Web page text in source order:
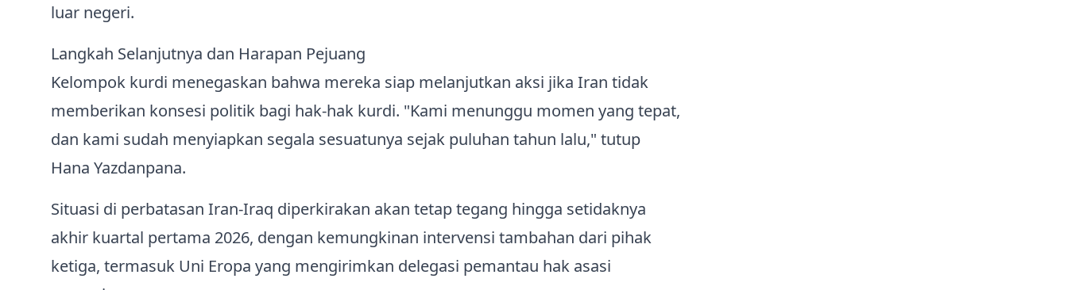
luar negeri.
Langkah Selanjutnya dan Harapan Pejuang
Kelompok kurdi menegaskan bahwa mereka siap melanjutkan aksi jika Iran tidak
memberikan konsesi politik bagi hak-hak kurdi. "Kami menunggu momen yang tepat,
dan kami sudah menyiapkan segala sesuatunya sejak puluhan tahun lalu," tutup
Hana Yazdanpana.
Situasi di perbatasan Iran‑Iraq diperkirakan akan tetap tegang hingga setidaknya
akhir kuartal pertama 2026, dengan kemungkinan intervensi tambahan dari pihak
ketiga, termasuk Uni Eropa yang mengirimkan delegasi pemantau hak asasi